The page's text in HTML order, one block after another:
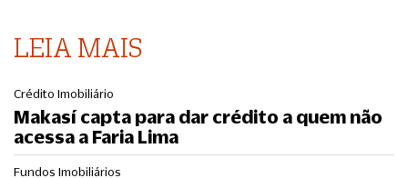
LEIA MAIS
Crédito Imobiliário
Makasí capta para dar crédito a quem não
acessa a Faria Lima
Fundos Imobiliários